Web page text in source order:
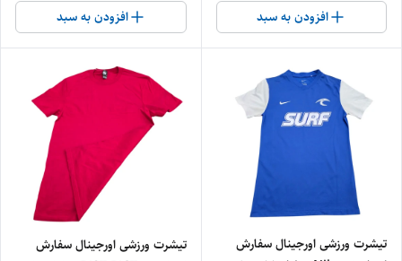
افزودن به سبد افزودن به سبد
تیشرت ورزشی اورجینال سفارش
تیشرت ورزشی اورجینال سفارش